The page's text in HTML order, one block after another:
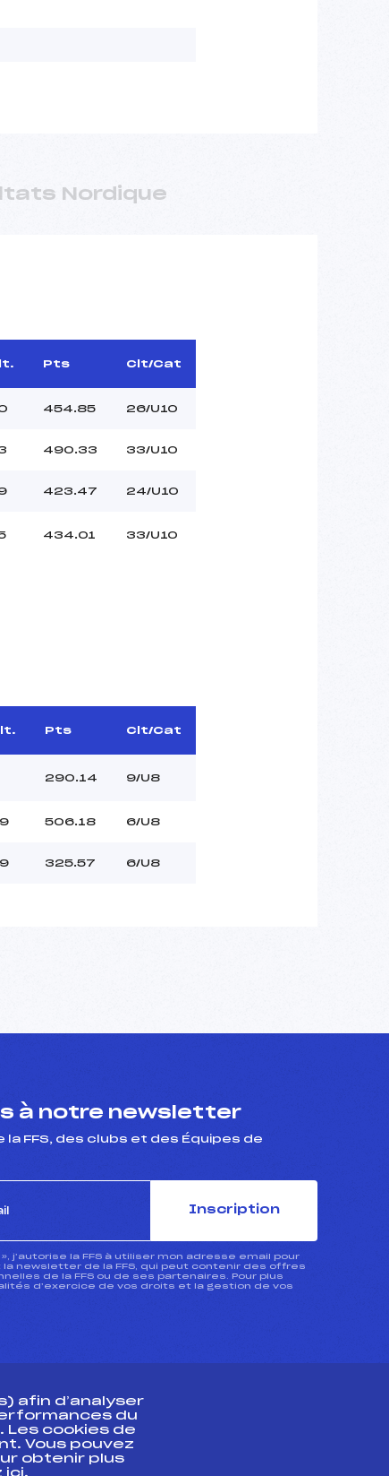
Nordique
Pts Clt/Cat
454.85 26/U10
490.33 33/U10
423.47 24/U10
434.01 33/U10
Pts Clt/Cat
290.14 9/U8
506.18 6/U8
325.57 6/U8
à notre newsletter
la FFS, des clubs et des Équipes de
Inscription
j’autorise la FFS à utiliser mon adresse email pour
newsletter de la FFS, qui peut contenir des offres
de la FFS ou de ses partenaires. Pour plus
d’exercice de vos droits et la gestion de vos
afin d’analyser
du
cookies de
Vous pouvez
obtenir plus
ici.